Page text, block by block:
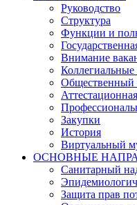
Руководство
Структура
Функции и
Внимание
Общественный
Закупки
История
Виртуальный
ОСНОВНЫЕ
Санитарный
Защита прав